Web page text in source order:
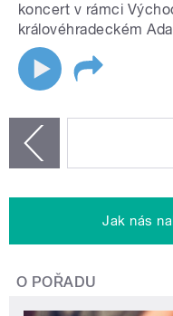
koncert v rámci
královéhradeckém
Jak nás
O POŘADU